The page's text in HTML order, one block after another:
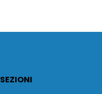
SEZIONI